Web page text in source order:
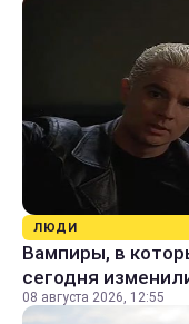
ЛЮДИ
Вампиры, в
сегодня
08 августа 2026, 12:55